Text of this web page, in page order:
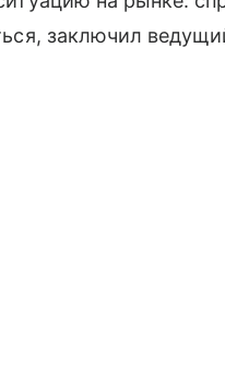
заключил